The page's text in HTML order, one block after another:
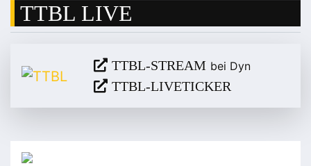
TTBL LIVE
TTBL-STREAM bei Dyn
TTBL-LIVETICKER